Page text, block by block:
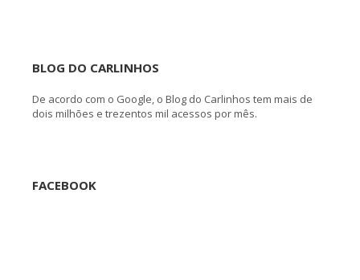
BLOG DO CARLINHOS
De acordo com o Google, o Blog do Carlinhos tem mais de
dois milhões e trezentos mil acessos por mês.
FACEBOOK